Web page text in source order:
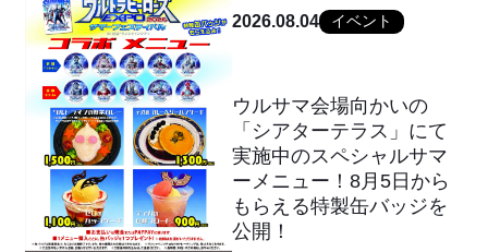
2026.08.04 イベント
ウルサマ会場向かいの
「シアターテラス」にて
実施中のスペシャルサマ
ーメニュー！8月5日から
もらえる特製缶バッジを
公開！